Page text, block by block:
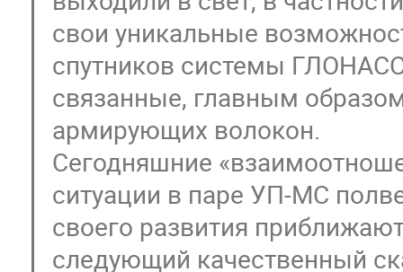
свои уникальные
спутников системы
связанные, главным
армирующих волокон.
Сегодняшние
ситуации в паре УП-МС
своего развития
следующий качественный